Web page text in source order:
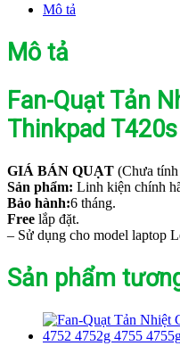
Mô tả
Mô tả
Fan-Quạt Tản
Thinkpad
GIÁ BÁN QUẠT (Chưa
Sản phẩm: Linh kiện chính
Bảo hành:6 tháng.
Free lắp đặt.
– Sử dụng cho model laptop
Sản phẩm